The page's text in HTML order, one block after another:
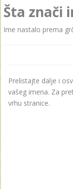
Šta znači
Ime nastalo premа
Prelistajte dalje i
vašeg imena. Za
vrhu stranice.